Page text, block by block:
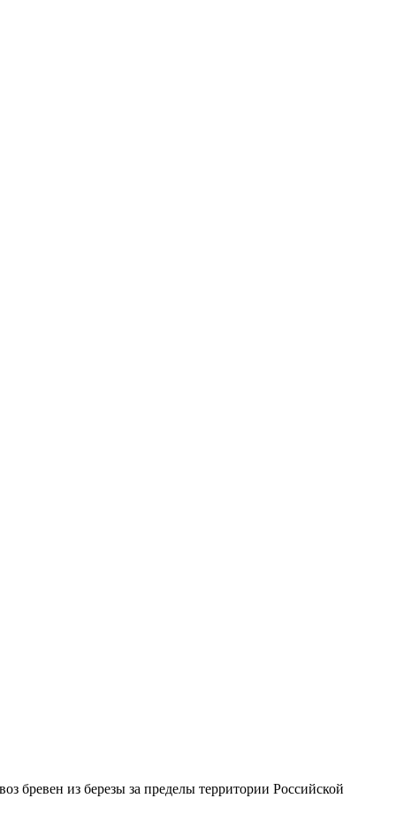
бревен из березы за пределы территории Российской